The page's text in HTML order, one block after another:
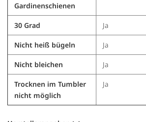
Gardinenschienen
30 Grad Ja
Nicht heiß bügeln Ja
Nicht bleichen Ja
Trocknen im Tumbler
nicht möglich
Ja